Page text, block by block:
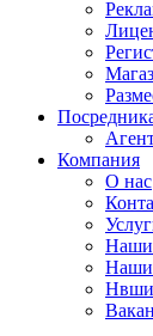
Компания
О нас
Наши
Наши
Нвши